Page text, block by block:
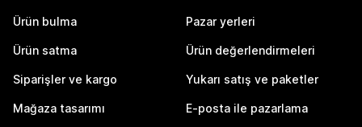
Ürün bulma
Ürün satma
Siparişler ve kargo
Mağaza tasarımı
Pazar yerleri
Ürün değerlendirmeleri
Yukarı satış ve paketler
E-posta ile pazarlama